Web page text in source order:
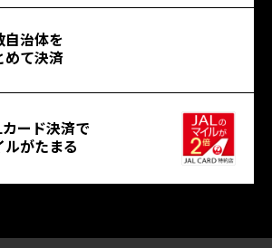
自治体を
めて決済
ード決済で
ルがたまる